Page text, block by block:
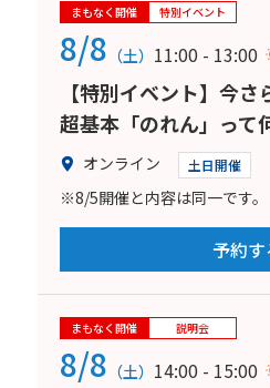
まもなく開催 特別イベント
8/8 （土） 11:00 - 13:00
【特別イベント】今
超基本「のれん」って
オンライン 土日開催
※8/5開催と内容は同一です。
予約す
まもなく開催 説明会
8/8 （土） 14:00 - 15:00